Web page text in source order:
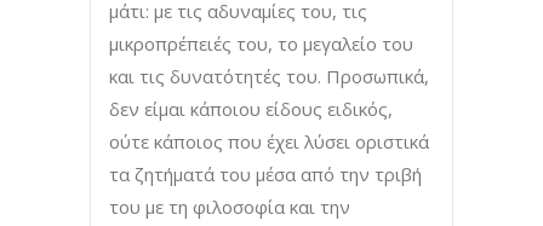
μάτι: με τις αδυναμίες του, τις
μικροπρέπειές του, το μεγαλείο του
και τις δυνατότητές του. Προσωπικά,
δεν είμαι κάποιου είδους ειδικός,
ούτε κάποιος που έχει λύσει οριστικά
τα ζητήματά του μέσα από την τριβή
του με τη φιλοσοφία και την